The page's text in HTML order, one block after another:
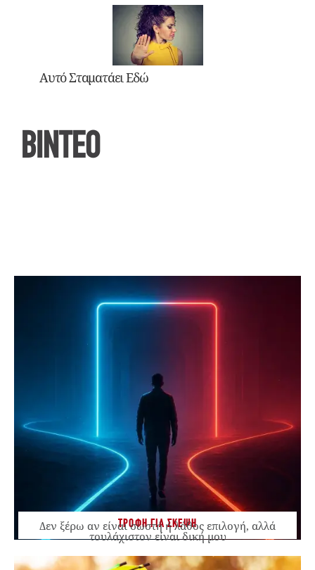
Αυτό Σταματάει Εδώ
ΒΙΝΤΕΟ
ΤΡΟΦΗ ΓΙΑ ΣΚΕΨΗ
Δεν ξέρω αν είναι σωστή ή λάθος επιλογή, αλλά
τουλάχιστον είναι δική μου